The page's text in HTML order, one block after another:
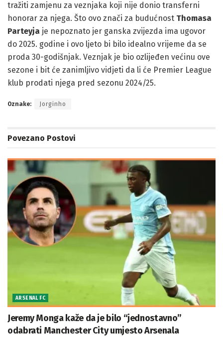
tražiti zamjenu za veznjaka koji nije donio transferni
honorar za njega. Što ovo znači za budućnost Thomasa
Parteyja je nepoznato jer ganska zvijezda ima ugovor
do 2025. godine i ovo ljeto bi bilo idealno vrijeme da se
proda 30-godišnjak. Veznjak je bio ozlijeđen većinu ove
sezone i bit će zanimljivo vidjeti da li će Premier League
klub prodati njega pred sezonu 2024/25.
Oznake: Jorginho
Povezano Postovi
ARSENAL FC
Jeremy Monga kaže da je bilo “jednostavno”
odabrati Manchester City umjesto Arsenala